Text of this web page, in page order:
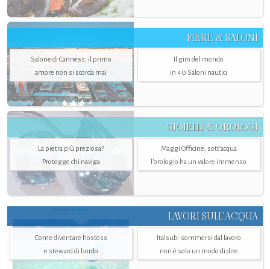
FIERE & SALONI
Salone di Canness, il primo
amore non si scorda mai
Il giro del mondo
in 40 Saloni nautici
GIOIELLI & OROLOGI
La pietra più preziosa?
Protegge chi naviga
Maggi Officine, sott’acqua
l'orologio ha un valore immenso
LAVORI SULL’ACQUA
Come diventare hostess
e steward di bordo
Italsub: sommersi dal lavoro
non è solo un modo di dire